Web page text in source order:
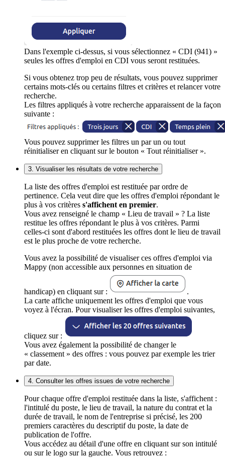
Dans l'exemple ci-dessus, si vous sélectionnez « CDI (941) »
seules les offres d'emploi en CDI vous seront restituées.
Si vous obtenez trop peu de résultats, vous pouvez supprimer
certains mots-clés ou certains filtres et critères et relancer votre
recherche.
Les filtres appliqués à votre recherche apparaissent de la façon
suivante :
Vous pouvez supprimer les filtres un par un ou tout
réinitialiser en cliquant sur le bouton « Tout réinitialiser ».
3. Visualiser les résultats de votre recherche
La liste des offres d'emploi est restituée par ordre de
pertinence. Cela veut dire que les offres d'emploi répondant le
plus à vos critères s'affichent en premier.
Vous avez renseigné le champ « Lieu de travail » ? La liste
restitue les offres répondant le plus à vos critères. Parmi
celles-ci sont d'abord restituées les offres dont le lieu de travail
est le plus proche de votre recherche.
Vous avez la possibilité de visualiser ces offres d'emploi via
Mappy (non accessible aux personnes en situation de
handicap) en cliquant sur :
.
La carte affiche uniquement les offres d'emploi que vous
voyez à l'écran. Pour visualiser les offres d'emploi suivantes,
cliquez sur :
Vous avez également la possibilité de changer le
« classement » des offres : vous pouvez par exemple les trier
par date.
4. Consulter les offres issues de votre recherche
Pour chaque offre d'emploi restituée dans la liste, s'affichent :
l'intitulé du poste, le lieu de travail, la nature du contrat et la
durée de travail, le nom de l'entreprise si précisé, les 200
premiers caractères du descriptif du poste, la date de
publication de l'offre.
Vous accédez au détail d'une offre en cliquant sur son intitulé
ou sur le logo sur la gauche. Vous retrouvez :